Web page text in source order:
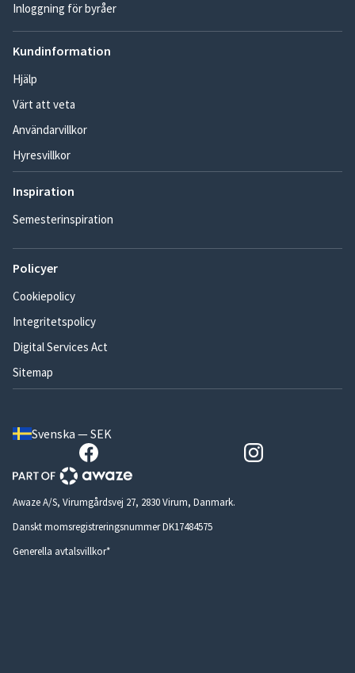
Inloggning för byråer
Kundinformation
Hjälp
Värt att veta
Användarvillkor
Hyresvillkor
Inspiration
Semesterinspiration
Policyer
Cookiepolicy
Integritetspolicy
Digital Services Act
Sitemap
Svenska — SEK
Awaze A/S, Virumgårdsvej 27, 2830 Virum, Danmark.
Danskt momsregistreringsnummer DK17484575
Generella avtalsvillkor*